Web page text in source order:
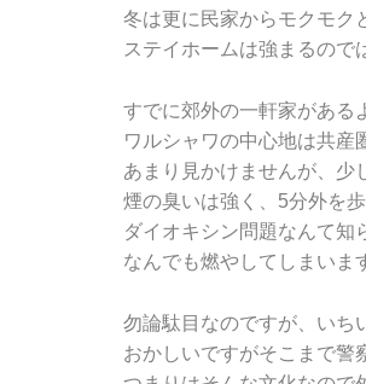
冬は更に民家からモクモク
ステイホームは強まるので
すでに郊外の一軒家がある
ワルシャワの中心地は共産
あまり見かけませんが、少
煙の臭いは強く、5分外を
ダイオキシン問題なんて知
なんでも燃やしてしまいま
勿論駄目なのですが、いち
おかしいですがそこまで警